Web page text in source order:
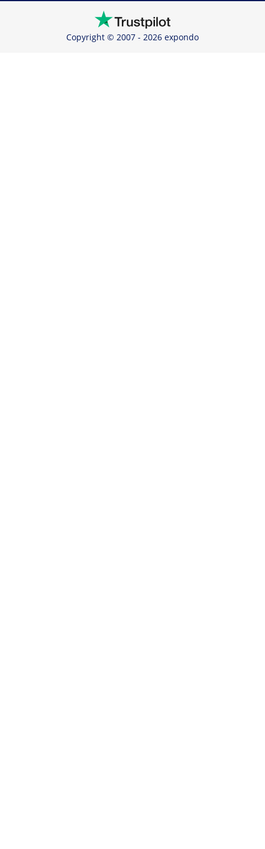
Copyright © 2007 - 2026 expondo